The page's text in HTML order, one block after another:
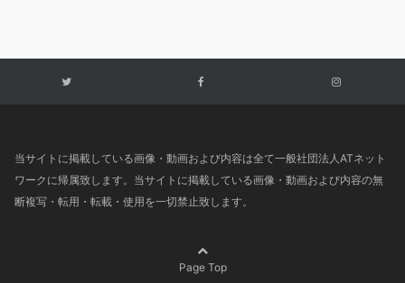
当サイトに掲載している画像・動画および内容は全て一般社団法人ATネット
ワークに帰属致します。当サイトに掲載している画像・動画および内容の無
断複写・転用・転載・使用を一切禁止致します。
Page Top